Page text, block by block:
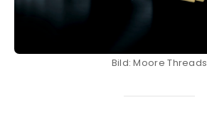
Bild: Moore Threads